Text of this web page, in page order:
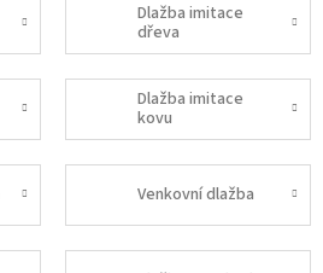
Dlažba imitace
dřeva
Dlažba imitace
kovu
Venkovní dlažba